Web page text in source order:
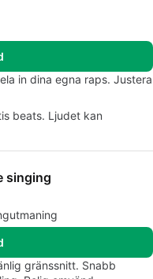
in dina egna raps. Justera
beats. Ljudet kan
singing
gränssnitt. Snabb